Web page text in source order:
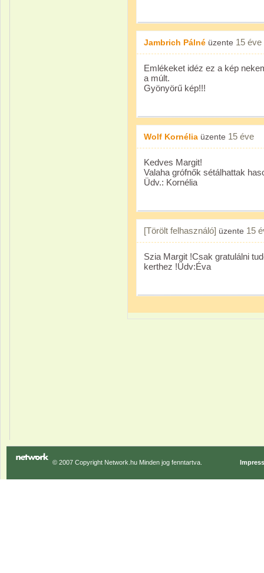
Jambrich Pálné üzente 15 éve
Emlékeket idéz ez a kép
a múlt.
Gyönyörű kép!!!
Wolf Kornélia üzente 15 éve
Kedves Margit!
Valaha grófnők sétálhattak
Üdv.: Kornélia
[Törölt felhasználó] üzente 15
Szia Margit !Csak gratulálni
kerthez !Üdv:Éva
© 2007 Copyright Network.hu Minden jog fenntartva.